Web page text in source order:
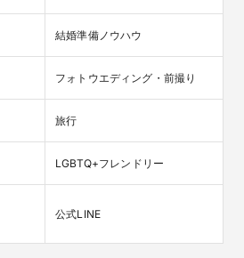
結婚準備ノウハウ
フォトウエディング・前撮り
旅行
LGBTQ+フレンドリー
公式LINE